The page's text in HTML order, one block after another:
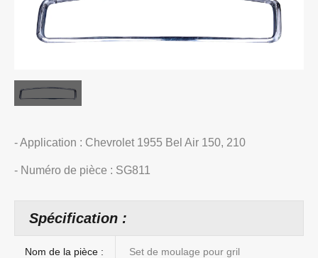
- Application : Chevrolet 1955 Bel Air 150, 210
- Numéro de pièce : SG811
Spécification :
Nom de la pièce : Set de moulage pour gril